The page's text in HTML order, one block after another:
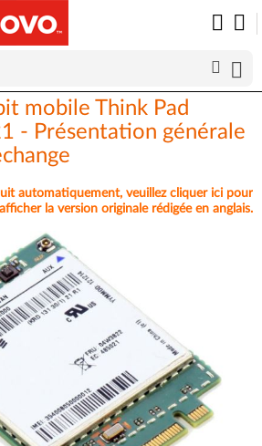
mobile Think Pad
- Présentation générale
automatiquement, veuillez cliquer ici pour
afficher la version originale rédigée en anglais.